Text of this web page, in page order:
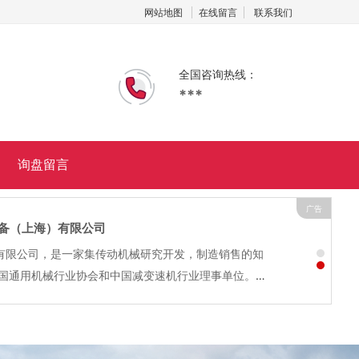
网站地图 在线留言 联系我们
全国咨询热线：
***
询盘留言
广告
聚统金属新材料有限公司
料有限公司自创立之日起，始终坚持引进国内外先进产品
，积极创新，产品优势不断积累增强。公司不断引进高新